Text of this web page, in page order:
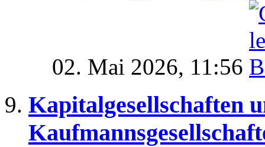
02. Mai 2026, 11:56
Kapitalgesellschaften